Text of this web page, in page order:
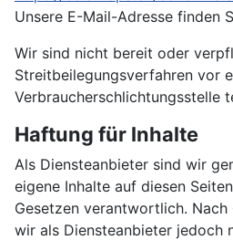
Unsere E-Mail-Adresse finden
Wir sind nicht bereit oder
Streitbeilegungsverfahren vor
Verbraucherschlichtungsstelle
Haftung für Inhalte
Als Diensteanbieter sind wir
eigene Inhalte auf diesen
Gesetzen verantwortlich. Nach
wir als Diensteanbieter jedoch